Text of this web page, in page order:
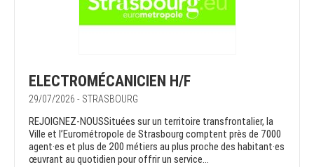
ELECTROMÉCANICIEN H/F
29/07/2026 - STRASBOURG
REJOIGNEZ-NOUSSituées sur un territoire transfrontalier, la
Ville et l’Eurométropole de Strasbourg comptent près de 7000
agent·es et plus de 200 métiers au plus proche des habitant·es
œuvrant au quotidien pour offrir un service...